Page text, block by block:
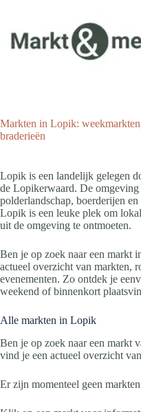
inhoud
Markten in Lopik:
braderieën
Lopik is een landelijk gelegen
de Lopikerwaard. De omgeving
polderlandschap, boerderijen
Lopik is een leuke plek om
uit de omgeving te ontmoeten.
Ben je op zoek naar een markt
actueel overzicht van markten,
evenementen. Zo ontdek je
weekend of binnenkort
Alle markten in Lopik
Ben je op zoek naar een markt
vind je een actueel overzicht
Er zijn momenteel geen